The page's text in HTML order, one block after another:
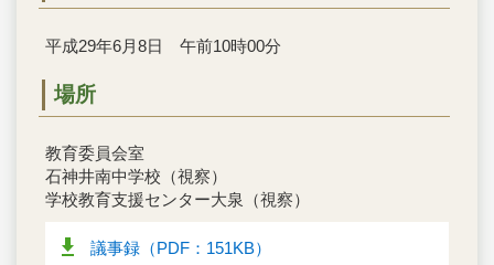
平成29年6月8日 午前10時00分
場所
教育委員会室
石神井南中学校（視察）
学校教育支援センター大泉（視察）
議事録（PDF：151KB）